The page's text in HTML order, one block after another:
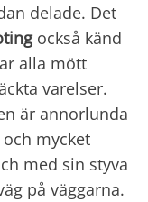
delade. Det
också känd
alla mött
varelser.
är annorlunda
mycket
med sin styva
på väggarna.